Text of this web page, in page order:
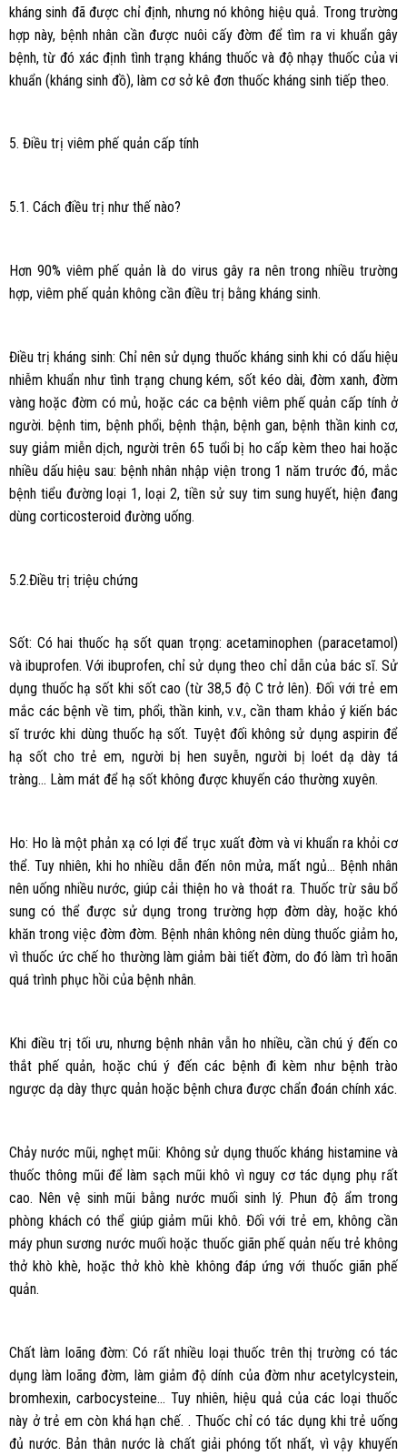
kháng sinh đã được chỉ định, nhưng nó không hiệu quả. Trong trường
hợp này, bệnh nhân cần được nuôi cấy đờm để tìm ra vi khuẩn gây
bệnh, từ đó xác định tình trạng kháng thuốc và độ nhạy thuốc của vi
khuẩn (kháng sinh đồ), làm cơ sở kê đơn thuốc kháng sinh tiếp theo.
5. Điều trị viêm phế quản cấp tính
5.1. Cách điều trị như thế nào?
Hơn 90% viêm phế quản là do virus gây ra nên trong nhiều trường
hợp, viêm phế quản không cần điều trị bằng kháng sinh.
Điều trị kháng sinh: Chỉ nên sử dụng thuốc kháng sinh khi có dấu hiệu
nhiễm khuẩn như tình trạng chung kém, sốt kéo dài, đờm xanh, đờm
vàng hoặc đờm có mủ, hoặc các ca bệnh viêm phế quản cấp tính ở
người. bệnh tim, bệnh phổi, bệnh thận, bệnh gan, bệnh thần kinh cơ,
suy giảm miễn dịch, người trên 65 tuổi bị ho cấp kèm theo hai hoặc
nhiều dấu hiệu sau: bệnh nhân nhập viện trong 1 năm trước đó, mắc
bệnh tiểu đường loại 1, loại 2, tiền sử suy tim sung huyết, hiện đang
dùng corticosteroid đường uống.
5.2.Điều trị triệu chứng
Sốt: Có hai thuốc hạ sốt quan trọng: acetaminophen (paracetamol)
và ibuprofen. Với ibuprofen, chỉ sử dụng theo chỉ dẫn của bác sĩ. Sử
dụng thuốc hạ sốt khi sốt cao (từ 38,5 độ C trở lên). Đối với trẻ em
mắc các bệnh về tim, phổi, thần kinh, v.v., cần tham khảo ý kiến bác
sĩ trước khi dùng thuốc hạ sốt. Tuyệt đối không sử dụng aspirin để
hạ sốt cho trẻ em, người bị hen suyễn, người bị loét dạ dày tá
tràng… Làm mát để hạ sốt không được khuyến cáo thường xuyên.
Ho: Ho là một phản xạ có lợi để trục xuất đờm và vi khuẩn ra khỏi cơ
thể. Tuy nhiên, khi ho nhiều dẫn đến nôn mửa, mất ngủ… Bệnh nhân
nên uống nhiều nước, giúp cải thiện ho và thoát ra. Thuốc trừ sâu bổ
sung có thể được sử dụng trong trường hợp đờm dày, hoặc khó
khăn trong việc đờm đờm. Bệnh nhân không nên dùng thuốc giảm ho,
vì thuốc ức chế ho thường làm giảm bài tiết đờm, do đó làm trì hoãn
quá trình phục hồi của bệnh nhân.
Khi điều trị tối ưu, nhưng bệnh nhân vẫn ho nhiều, cần chú ý đến co
thắt phế quản, hoặc chú ý đến các bệnh đi kèm như bệnh trào
ngược dạ dày thực quản hoặc bệnh chưa được chẩn đoán chính xác.
Chảy nước mũi, nghẹt mũi: Không sử dụng thuốc kháng histamine và
thuốc thông mũi để làm sạch mũi khô vì nguy cơ tác dụng phụ rất
cao. Nên vệ sinh mũi bằng nước muối sinh lý. Phun độ ẩm trong
phòng khách có thể giúp giảm mũi khô. Đối với trẻ em, không cần
máy phun sương nước muối hoặc thuốc giãn phế quản nếu trẻ không
thở khò khè, hoặc thở khò khè không đáp ứng với thuốc giãn phế
quản.
Chất làm loãng đờm: Có rất nhiều loại thuốc trên thị trường có tác
dụng làm loãng đờm, làm giảm độ dính của đờm như acetylcystein,
bromhexin, carbocysteine… Tuy nhiên, hiệu quả của các loại thuốc
này ở trẻ em còn khá hạn chế. . Thuốc chỉ có tác dụng khi trẻ uống
đủ nước. Bản thân nước là chất giải phóng tốt nhất, vì vậy khuyến